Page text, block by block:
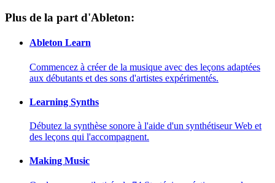
Plus de la part d'Ableton:
Ableton Learn
Commencez à créer de la musique avec des leçons adaptées
aux débutants et des sons d'artistes expérimentés.
Learning Synths
Débutez la synthèse sonore à l'aide d'un synthétiseur Web et
des leçons qui l'accompagnent.
Making Music